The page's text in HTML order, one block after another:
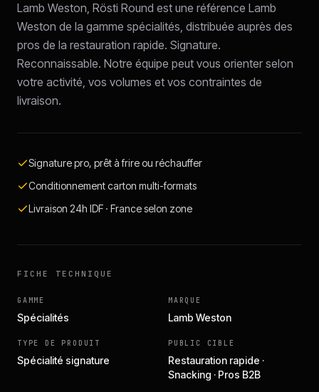
Lamb Weston, Rösti Round est une référence Lamb
Weston de la gamme spécialités, distribuée auprès des
pros de la restauration rapide. Signature.
Reconnaissable. Notre équipe peut vous orienter selon
votre activité, vos volumes et vos contraintes de
livraison.
Signature pro, prêt à frire ou réchauffer
Conditionnement carton multi-formats
Livraison 24h IDF · France selon zone
FICHE TECHNIQUE
GAMME
Spécialités
MARQUE
Lamb Weston
TYPE DE PRODUIT
Spécialité signature
PUBLIC CIBLE
Restauration rapide ·
Snacking · Pros B2B